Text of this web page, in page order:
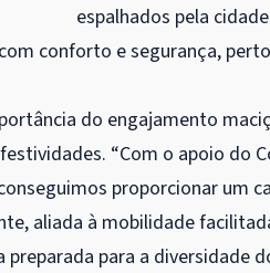
espalhados pela
conforto e segurança,
do engajamento
“Com o apoio do
proporcionar um
aliada à mobilidade
para a diversidade